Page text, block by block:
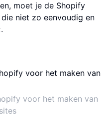
moet je de Shopify
niet zo eenvoudig en
voor het maken van